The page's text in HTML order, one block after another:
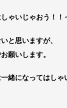
ゃいじゃおう！！
と思いますが、
願いします。
緒になってはしゃ